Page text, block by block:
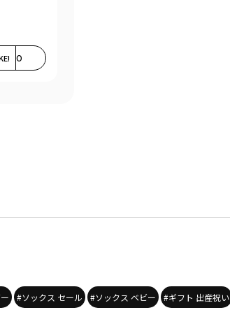
0
#ソックス セール #ソックス ベビー #ギフト 出産祝い